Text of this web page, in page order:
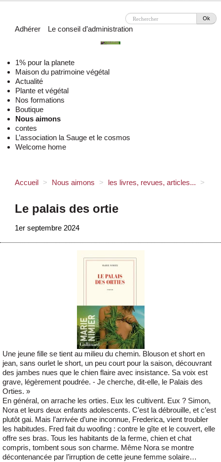
Ok
Adhérer Le conseil d’administration
1% pour la planete
Maison du patrimoine végétal
Actualité
Plante et végétal
Nos formations
Boutique
Nous aimons
contes
L’association la Sauge et le cosmos
Welcome home
Accueil > Nous aimons > les livres, revues, articles... >
Le palais des ortie
1er septembre 2024
Une jeune fille se tient au milieu du chemin. Blouson et short en
jean, sans ourlet le short, un peu court pour la saison, découvrant
des jambes nues que le chien flaire avec insistance. Sa voix est
grave, légèrement poudrée. - Je cherche, dit-elle, le Palais des
Orties. »
En général, on arrache les orties. Eux les cultivent. Eux ? Simon,
Nora et leurs deux enfants adolescents. C’est la débrouille, et c’est
plutôt gai. Mais l’arrivée d’une inconnue, Frederica, vient troubler
les habitudes. Fred fait du woofing : contre le gîte et le couvert, elle
offre ses bras. Tous les habitants de la ferme, chien et chat
compris, tombent sous son charme. Même Nora se montre
décontenancée par l’irruption de cette jeune femme solaire…